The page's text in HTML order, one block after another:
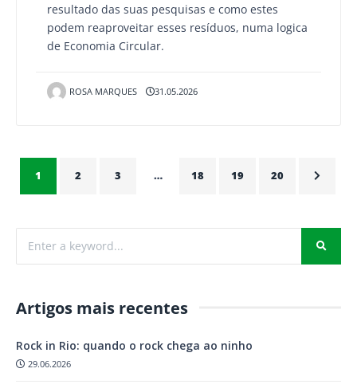
resultado das suas pesquisas e como estes
podem reaproveitar esses resíduos, numa logica
de Economia Circular.
ROSA MARQUES 31.05.2026
1 2 3 … 18 19 20
Artigos mais recentes
Rock in Rio: quando o rock chega ao ninho
29.06.2026